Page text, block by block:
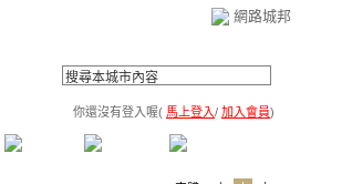
網路城邦
你還沒有登入喔( 馬上登入/ 加入會員)
公告區 訪客簿 市政中心